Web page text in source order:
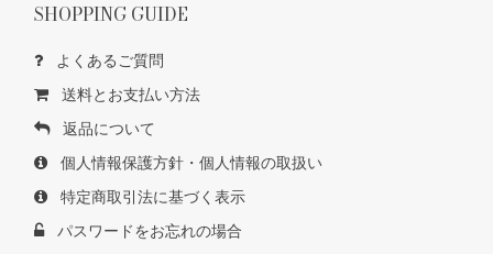
SHOPPING GUIDE
よくあるご質問
送料とお支払い方法
返品について
個人情報保護方針・個人情報の取扱い
特定商取引法に基づく表示
パスワードをお忘れの場合